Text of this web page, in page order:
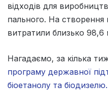
відходів для
пального. На створення
витратили близько 98,6
Нагадаємо, за кілька
програму державної
біоетанолу та біодизелю.